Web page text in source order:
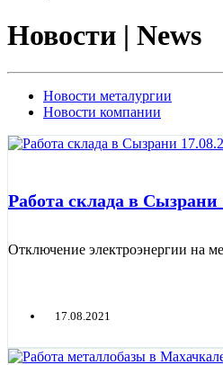
Новости | News
Новости металургии
Новости компании
Работа склада в Сызрани
Отключение электроэнергии на
17.08.2021